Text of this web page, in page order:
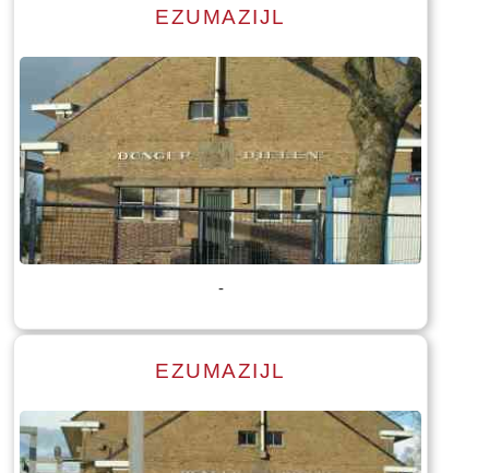
Lees meer
Tekst: © Foto: © Bauke Folkertsma
EZUMAZIJL
-
EZUMAZIJL